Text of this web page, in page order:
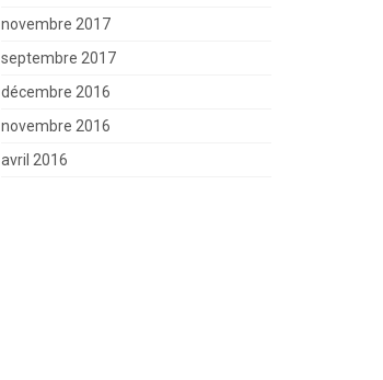
novembre 2017
septembre 2017
décembre 2016
novembre 2016
avril 2016